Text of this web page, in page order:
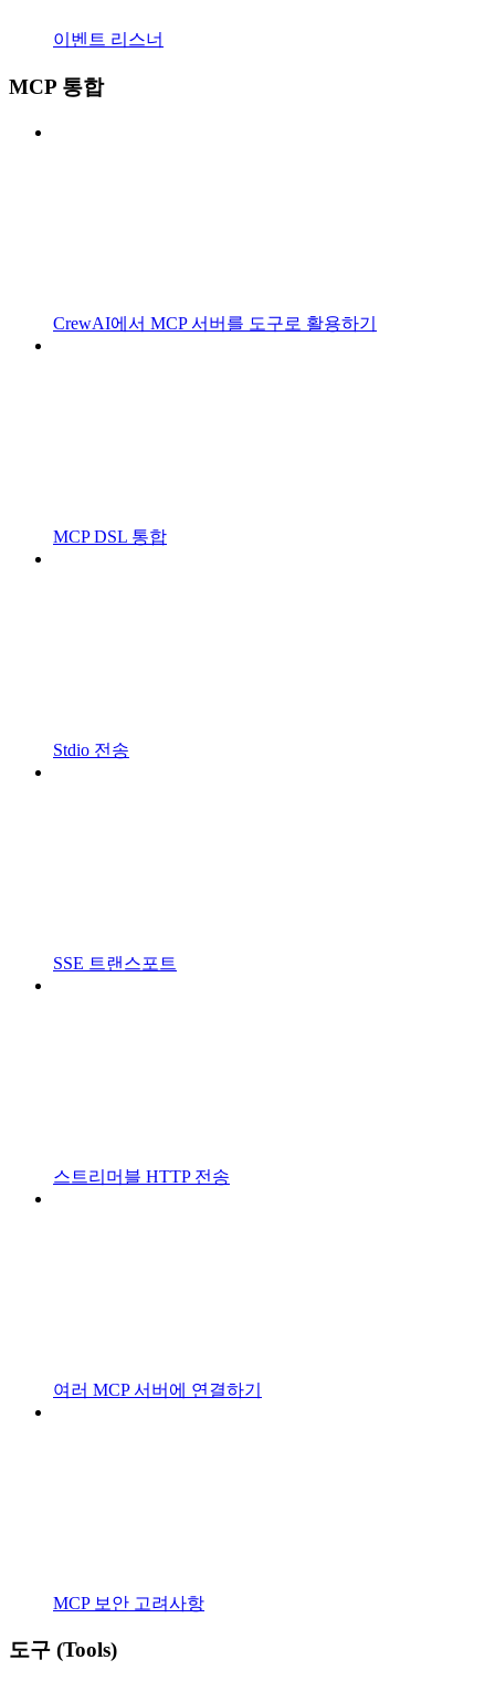
이벤트 리스너
MCP 통합
CrewAI에서 MCP 서버를 도구로 활용하기
MCP DSL 통합
Stdio 전송
SSE 트랜스포트
스트리머블 HTTP 전송
여러 MCP 서버에 연결하기
MCP 보안 고려사항
도구 (Tools)